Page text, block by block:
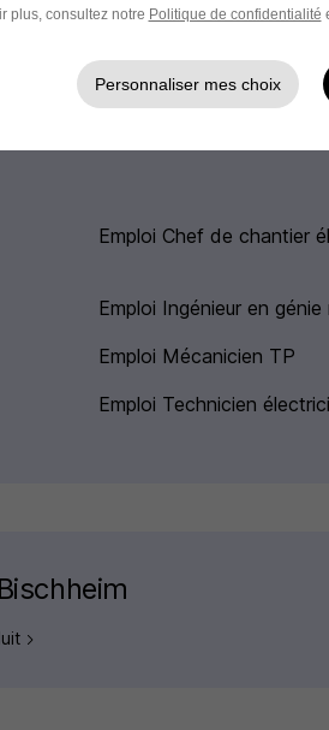
Emploi Chef de chantier
Emploi Ingénieur en génie
Emploi Mécanicien TP
Emploi Technicien
plus, consultez notre Politique de confidentialité
Personnaliser mes choix